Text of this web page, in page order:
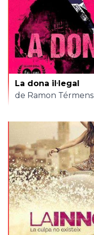
La dona il·legal
de Ramon Térmens